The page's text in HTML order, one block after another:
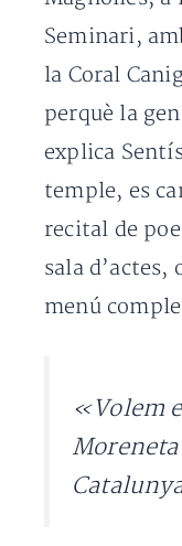
Seminari,
la Coral
perquè la
explica
temple, es
recital de
sala d’actes,
menú
«Volem